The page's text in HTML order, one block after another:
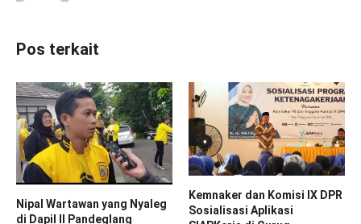
Pos terkait
Nipal Wartawan yang Nyaleg
di Dapil II Pandeglang
Kemnaker dan Komisi IX DPR
Sosialisasi Aplikasi